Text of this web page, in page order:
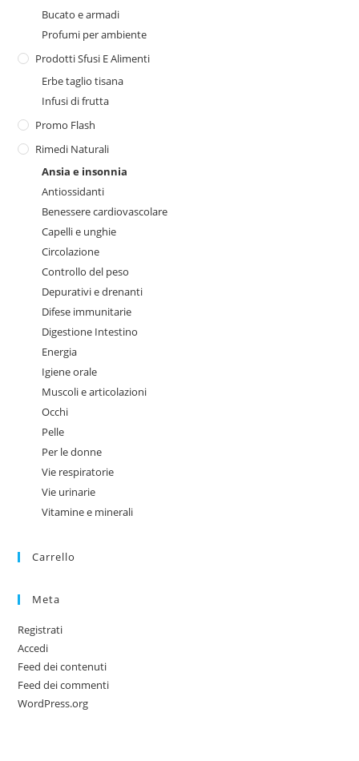
Bucato e armadi
Profumi per ambiente
Prodotti Sfusi E Alimenti
Erbe taglio tisana
Infusi di frutta
Promo Flash
Rimedi Naturali
Ansia e insonnia
Antiossidanti
Benessere cardiovascolare
Capelli e unghie
Circolazione
Controllo del peso
Depurativi e drenanti
Difese immunitarie
Digestione Intestino
Energia
Igiene orale
Muscoli e articolazioni
Occhi
Pelle
Per le donne
Vie respiratorie
Vie urinarie
Vitamine e minerali
Carrello
Meta
Registrati
Accedi
Feed dei contenuti
Feed dei commenti
WordPress.org